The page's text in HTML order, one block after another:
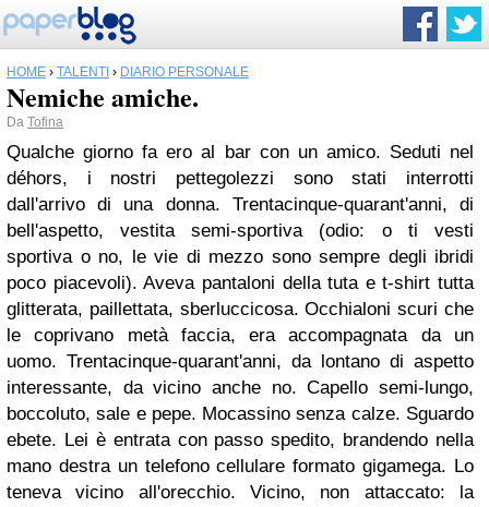
HOME › TALENTI › DIARIO PERSONALE
Nemiche amiche.
Da Tofina
Qualche giorno fa ero al bar con un amico. Seduti nel
déhors, i nostri pettegolezzi sono stati interrotti
dall'arrivo di una donna. Trentacinque-quarant'anni, di
bell'aspetto, vestita semi-sportiva (odio: o ti vesti
sportiva o no, le vie di mezzo sono sempre degli ibridi
poco piacevoli). Aveva pantaloni della tuta e t-shirt tutta
glitterata, paillettata, sberluccicosa. Occhialoni scuri che
le coprivano metà faccia, era accompagnata da un
uomo. Trentacinque-quarant'anni, da lontano di aspetto
interessante, da vicino anche no. Capello semi-lungo,
boccoluto, sale e pepe. Mocassino senza calze. Sguardo
ebete. Lei è entrata con passo spedito, brandendo nella
mano destra un telefono cellulare formato gigamega. Lo
teneva vicino all'orecchio. Vicino, non attaccato: la